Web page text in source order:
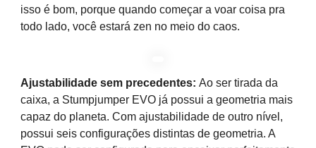
isso é bom, porque quando começar a voar coisa pra
todo lado, você estará zen no meio do caos.
Ajustabilidade sem precedentes: Ao ser tirada da
caixa, a Stumpjumper EVO já possui a geometria mais
capaz do planeta. Com ajustabilidade de outro nível,
possui seis configurações distintas de geometria. A